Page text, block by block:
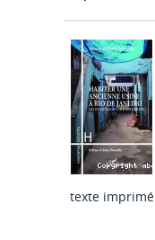
texte imprimé